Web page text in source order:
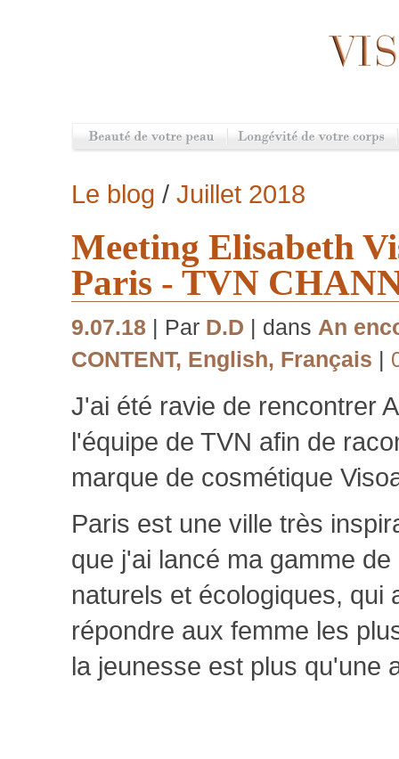
Le blog / Juillet 2018
Meeting Elisabeth
Paris - TVN
9.07.18 | Par D.D | dans An
CONTENT, English, Français |
J'ai été ravie de rencontrer
l'équipe de TVN afin de
marque de cosmétique
Paris est une ville très
que j'ai lancé ma gamme
naturels et écologiques, qui
répondre aux femme les
la jeunesse est plus qu'une